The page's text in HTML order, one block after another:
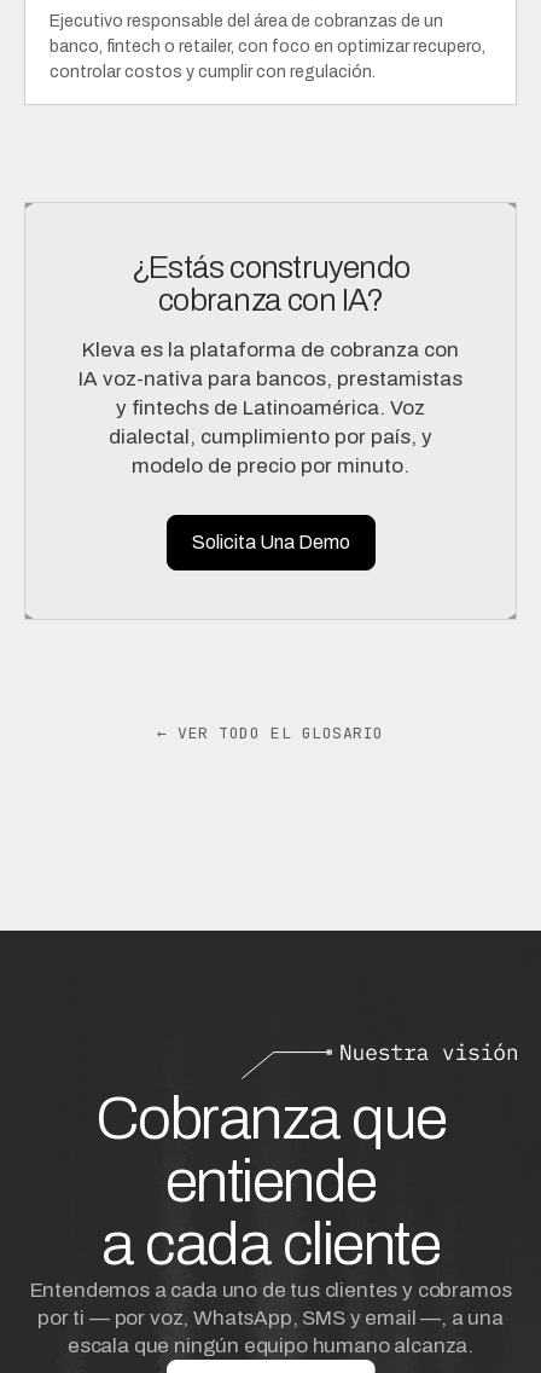
Ejecutivo responsable del área de cobranzas de un
banco, fintech o retailer, con foco en optimizar recupero,
controlar costos y cumplir con regulación.
¿Estás construyendo
cobranza con IA?
Kleva es la plataforma de cobranza con
IA voz-nativa para bancos, prestamistas
y fintechs de Latinoamérica. Voz
dialectal, cumplimiento por país, y
modelo de precio por minuto.
Solicita Una Demo
← VER TODO EL GLOSARIO
Cobranza que
entiende
a cada cliente
Entendemos a cada uno de tus clientes y cobramos
por ti — por voz, WhatsApp, SMS y email —, a una
escala que ningún equipo humano alcanza.